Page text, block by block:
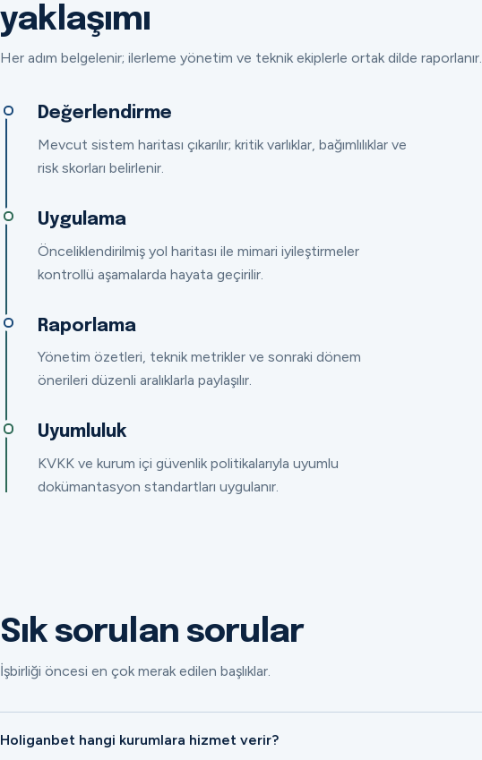
yaklaşımı
Her adım belgelenir; ilerleme yönetim ve teknik ekiplerle ortak dilde raporlanır.
Değerlendirme
Mevcut sistem haritası çıkarılır; kritik varlıklar, bağımlılıklar ve
risk skorları belirlenir.
Uygulama
Önceliklendirilmiş yol haritası ile mimari iyileştirmeler
kontrollü aşamalarda hayata geçirilir.
Raporlama
Yönetim özetleri, teknik metrikler ve sonraki dönem
önerileri düzenli aralıklarla paylaşılır.
Uyumluluk
KVKK ve kurum içi güvenlik politikalarıyla uyumlu
dokümantasyon standartları uygulanır.
Sık sorulan sorular
İşbirliği öncesi en çok merak edilen başlıklar.
Holiganbet hangi kurumlara hizmet verir?